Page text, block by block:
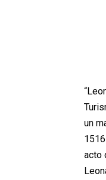
un
acto